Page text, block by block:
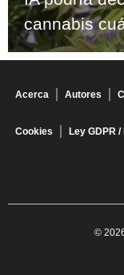
cannabis
Acerca Autores
Cookies Ley GDPR /
©